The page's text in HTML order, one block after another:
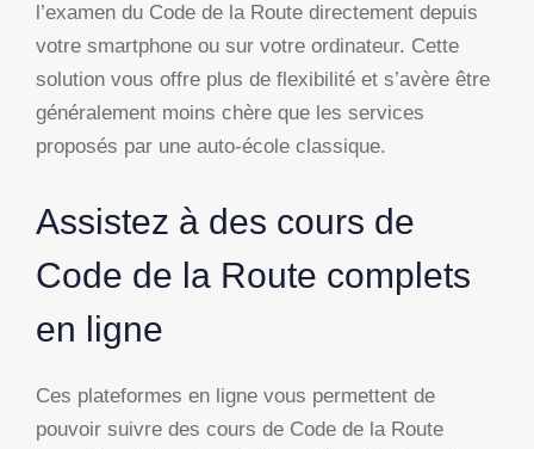
l’examen du Code de la Route directement depuis
votre smartphone ou sur votre ordinateur. Cette
solution vous offre plus de flexibilité et s’avère être
généralement moins chère que les services
proposés par une auto-école classique.
Assistez à des cours de
Code de la Route complets
en ligne
Ces plateformes en ligne vous permettent de
pouvoir suivre des cours de Code de la Route